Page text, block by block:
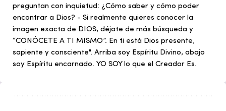
preguntan con inquietud: ¿Cómo saber y cómo poder
encontrar a Dios? - Si realmente quieres conocer la
imagen exacta de DIOS, déjate de más búsqueda y
“CONÓCETE A TI MISMO”. En ti está Dios presente,
sapiente y consciente". Arriba soy Espíritu Divino, abajo
soy Espíritu encarnado. YO SOY lo que el Creador Es.